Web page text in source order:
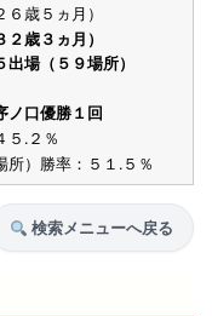
歳５ヵ月）
歳３ヵ月）
場（５９場所）
ノ口優勝１回
５.２％
所）勝率：５１.５％
検索メニューへ戻る